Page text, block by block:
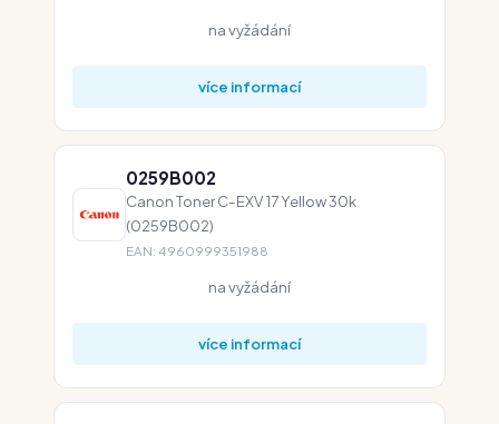
na vyžádání
více informací
0259B002
Canon Toner C-EXV 17 Yellow 30k
(0259B002)
EAN: 4960999351988
na vyžádání
více informací